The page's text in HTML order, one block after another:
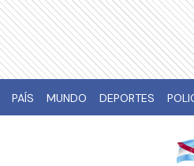
PAÍS MUNDO DEPORTES